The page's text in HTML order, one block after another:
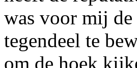
was voor mij de
tegendeel te
om de hoek